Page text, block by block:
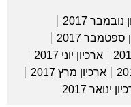
2017
ספטמבר 2017
ארכיון יוני 2017
ארכיון מרץ 2017
ינואר 2017